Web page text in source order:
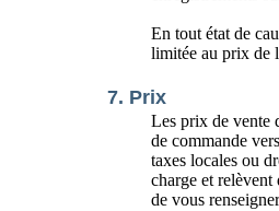
En tout état de
limitée au prix de
7. Prix
Les prix de vente
de commande
taxes locales ou
charge et relèvent
de vous